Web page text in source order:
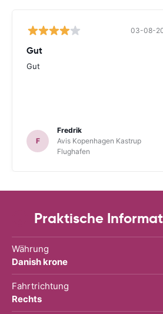
03-08-
Gut
Gut
F
Fredrik
Avis Kopenhagen Kastrup
Flughafen
Praktische
Währung
Danish krone
Fahrtrichtung
Rechts